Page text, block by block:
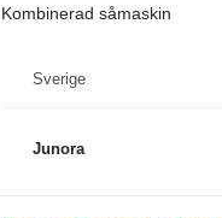
Kombinerad såmaskin
Sverige
Junora